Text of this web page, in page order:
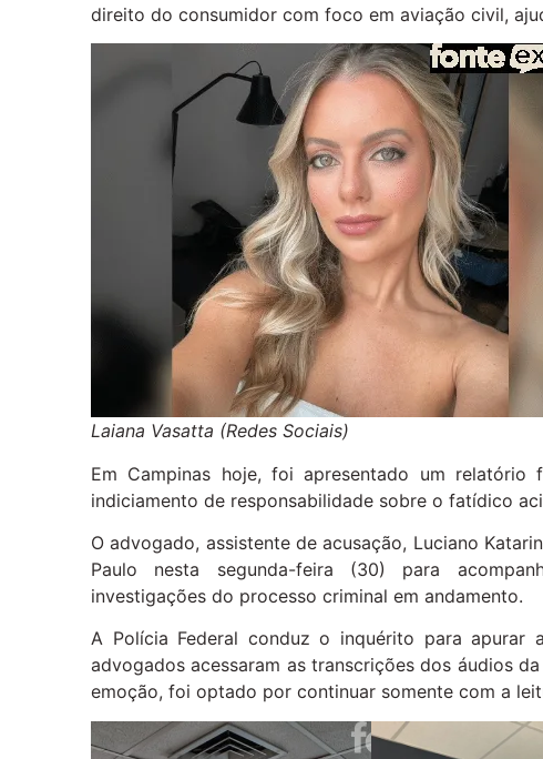
direito do consumidor com foco em aviação civil,
Laiana Vasatta (Redes Sociais)
Em Campinas hoje, foi apresentado um
indiciamento de responsabilidade sobre o fatídico
O advogado, assistente de acusação, Luciano
Paulo nesta segunda-feira (30) para
investigações do processo criminal em andamento.
A Polícia Federal conduz o inquérito para apurar
advogados acessaram as transcrições dos áudios
emoção, foi optado por continuar somente com a